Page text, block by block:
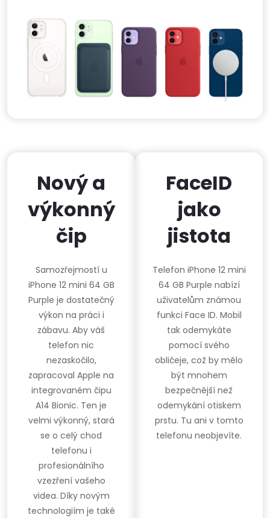
Nový a
výkonný
čip
Samozřejmostí u
iPhone 12 mini 64 GB
Purple je dostatečný
výkon na práci i
zábavu. Aby váš
telefon nic
nezaskočilo,
zapracoval Apple na
integrovaném čipu
A14 Bionic. Ten je
velmi výkonný, stará
se o celý chod
telefonu i
profesionálního
vzezření vašeho
videa. Díky novým
technologiím je také
FaceID
jako
jistota
Telefon iPhone 12 mini
64 GB Purple nabízí
uživatelům známou
funkci Face ID. Mobil
tak odemykáte
pomocí svého
obličeje, což by mělo
být mnohem
bezpečnější než
odemykání otiskem
prstu. Tu ani v tomto
telefonu neobjevíte.